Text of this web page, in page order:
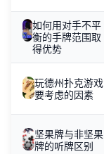
如何用对手不平
衡的手牌范围取
得优势
玩德州扑克游戏
要考虑的因素
坚果牌与非坚果
牌的听牌区别